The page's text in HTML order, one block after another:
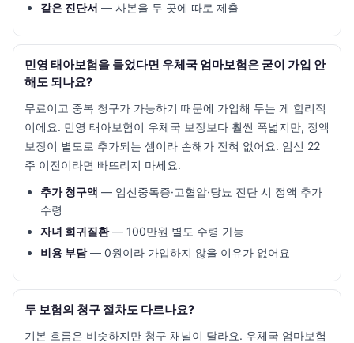
같은 진단서 — 사본을 두 곳에 따로 제출
민영 태아보험을 들었다면 우체국 엄마보험은 굳이 가입 안
해도 되나요?
무료이고 중복 청구가 가능하기 때문에 가입해 두는 게 합리적
이에요. 민영 태아보험이 우체국 보장보다 훨씬 폭넓지만, 정액
보장이 별도로 추가되는 셈이라 손해가 전혀 없어요. 임신 22
주 이전이라면 빠뜨리지 마세요.
추가 청구액 — 임신중독증·고혈압·당뇨 진단 시 정액 추가
수령
자녀 희귀질환— 100만원 별도 수령 가능
비용 부담— 0원이라 가입하지 않을 이유가 없어요
두 보험의 청구 절차도 다르나요?
기본 흐름은 비슷하지만 청구 채널이 달라요. 우체국 엄마보험